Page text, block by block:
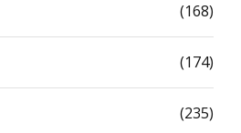
(168)
(174)
(235)